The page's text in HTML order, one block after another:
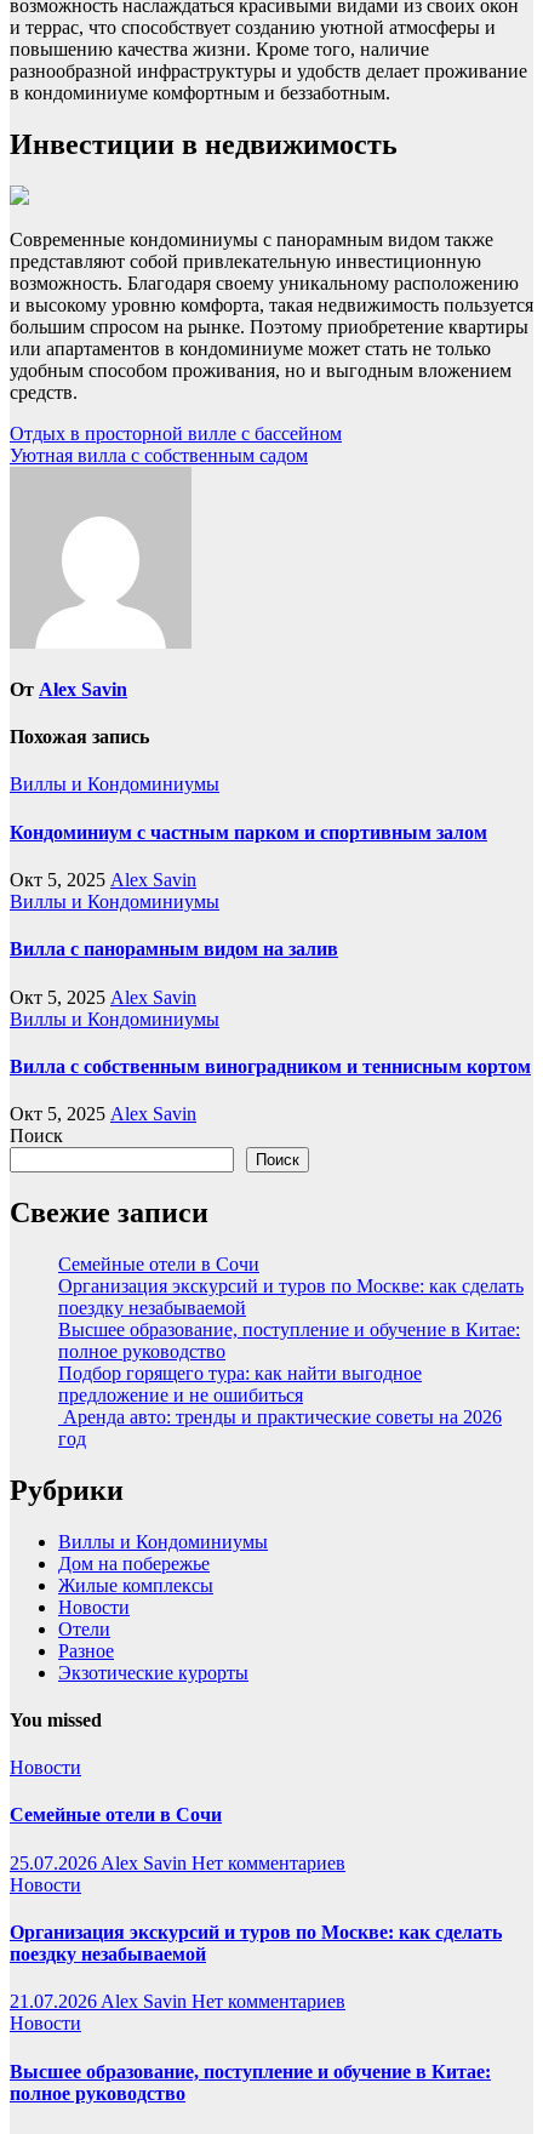
возможность наслаждаться красивыми видами из своих окон
и террас, что способствует созданию уютной атмосферы и
повышению качества жизни. Кроме того, наличие
разнообразной инфраструктуры и удобств делает проживание
в кондоминиуме комфортным и беззаботным.
Инвестиции в недвижимость
Современные кондоминиумы с панорамным видом также
представляют собой привлекательную инвестиционную
возможность. Благодаря своему уникальному расположению
и высокому уровню комфорта, такая недвижимость пользуется
большим спросом на рынке. Поэтому приобретение квартиры
или апартаментов в кондоминиуме может стать не только
удобным способом проживания, но и выгодным вложением
средств.
Навигация
по
Отдых в просторной вилле с бассейном
Уютная вилла с собственным садом
От Alex Savin
Похожая запись
Виллы и Кондоминиумы
Кондоминиум с частным парком и спортивным залом
Окт 5, 2025 Alex Savin
Виллы и Кондоминиумы
Вилла с панорамным видом на залив
Окт 5, 2025 Alex Savin
Виллы и Кондоминиумы
Вилла с собственным виноградником и теннисным кортом
Окт 5, 2025 Alex Savin
Поиск
Поиск
Свежие записи
Семейные отели в Сочи
Организация экскурсий и туров по Москве: как сделать
поездку незабываемой
Высшее образование, поступление и обучение в Китае:
полное руководство
Подбор горящего тура: как найти выгодное
предложение и не ошибиться
Аренда авто: тренды и практические советы на 2026
год
Рубрики
Виллы и Кондоминиумы
Дом на побережье
Жилые комплексы
Новости
Отели
Разное
Экзотические курорты
You missed
Новости
Семейные отели в Сочи
25.07.2026 Alex Savin Нет комментариев
Новости
Организация экскурсий и туров по Москве: как сделать
поездку незабываемой
21.07.2026 Alex Savin Нет комментариев
Новости
Высшее образование, поступление и обучение в Китае:
полное руководство